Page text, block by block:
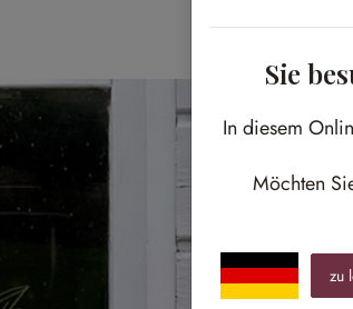
Sie
In diesem
Möchten
zu